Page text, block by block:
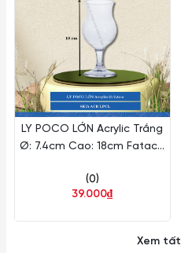
Lưu ý:
1. Đây là sản phẩm có thể bị
mạnh như ném, vứt, rớt từ
khách vui lòng để ngoài tầm với
2. Về kích thước: Do góc chụp
LY POCO LỚN Acrylic Trắng
Ø: 7.4cm Cao: 18cm Fataco
(0)
39.000₫
Xem